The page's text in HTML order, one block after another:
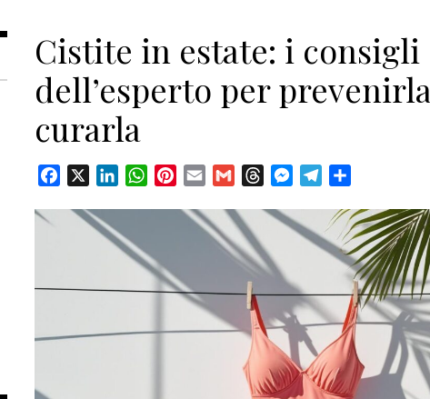
Cistite in estate: i consigli
dell’esperto per
curarla
Facebook LinkedInWhatsAppPinterest
Email Gmail ThreadsMessenger
Telegram